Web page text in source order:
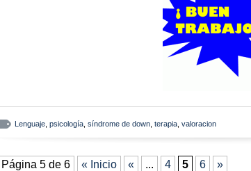
Lenguaje psicología síndrome de down terapia valoracion
Página 5 de 6 « Inicio « ... 4 5 6 »